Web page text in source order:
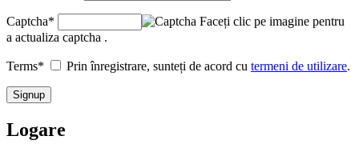
Captcha*
Faceți clic pe imagine pentru
a actualiza captcha .
Terms* Prin înregistrare, sunteți de acord cu termeni de utilizare.
Logare